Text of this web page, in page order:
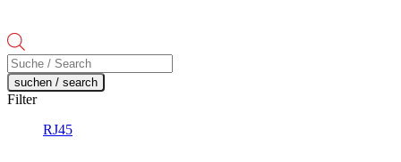
Products
search
suchen / search
Filter
RJ45